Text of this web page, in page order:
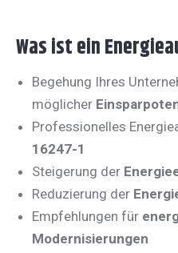
Was ist ein
Begehung Ihres
möglicher
Professionelles
16247-1
Steigerung der
Reduzierung der
Empfehlungen für
Modernisierungen